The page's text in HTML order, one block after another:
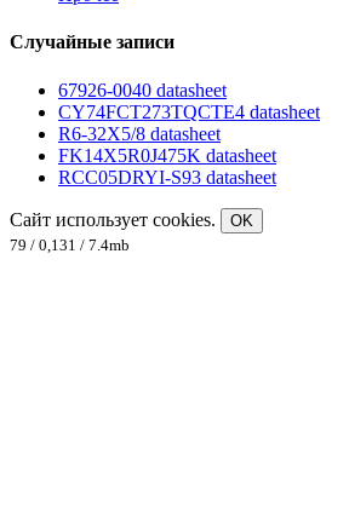
Случайные записи
67926-0040 datasheet
CY74FCT273TQCTE4 datasheet
R6-32X5/8 datasheet
FK14X5R0J475K datasheet
RCC05DRYI-S93 datasheet
Сайт использует cookies.
OK
79 / 0,131 / 7.4mb